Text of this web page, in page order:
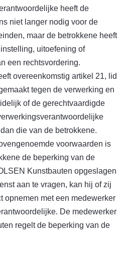
heeft de
niet langer nodig voor de
maar de betrokkene heeft
uitoefening of
een rechtsvordering.
overeenkomstig artikel 21, lid
tegen de verwerking en
of de gerechtvaardigde
die van de betrokkene.
voorwaarden is
de beperking van de
Kunstbauten opgeslagen
aan te vragen, kan hij of zij
opnemen met een medewerker
De medewerker
regelt de beperking van de